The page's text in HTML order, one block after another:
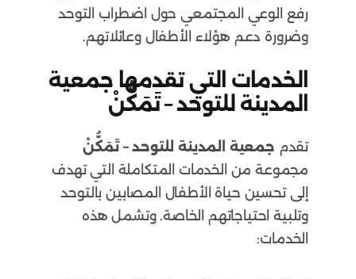
رفع الوعي المجتمعي حول اضطراب التوحد
وضرورة دعم هؤلاء الأطفال وعائلاتهم.
الخدمات التي تقدمها جمعية
المدينة للتوحد – تَمَكُّنْ
تقدم جمعية المدينة للتوحد – تَمَكُّنْ
مجموعة من الخدمات المتكاملة التي تهدف
إلى تحسين حياة الأطفال المصابين بالتوحد
وتلبية احتياجاتهم الخاصة. وتشمل هذه
الخدمات: